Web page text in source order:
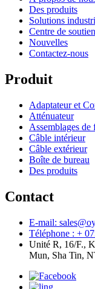
Des produits
Solutions
Centre de soutien
Nouvelles
Contactez-nous
Produit
Adaptateur et
Atténuateur
Assemblages de
Câble intérieur
Câble extérieur
Boîte de bureau
Des produits
Contact
E-mail:
Téléphone : +
Unité R, 16/F.,
Mun, Sha Tin,